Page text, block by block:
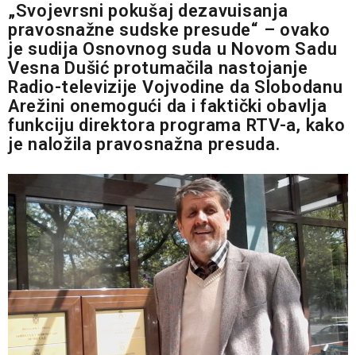
„Svojevrsni pokušaj dezavuisanja
pravosnažne sudske presude“ – ovako
je sudija Osnovnog suda u Novom Sadu
Vesna Dušić protumačila nastojanje
Radio-televizije Vojvodine da Slobodanu
Arežini onemogući da i faktički obavlja
funkciju direktora programa RTV-a, kako
je naložila pravosnažna presuda.